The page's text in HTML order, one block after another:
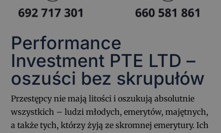
Performance
Investment PTE LTD –
oszuści bez skrupułów
Przestępcy nie mają litości i oszukują absolutnie
wszystkich – ludzi młodych, emerytów, majętnych,
a także tych, którzy żyją ze skromnej emerytury. Ich